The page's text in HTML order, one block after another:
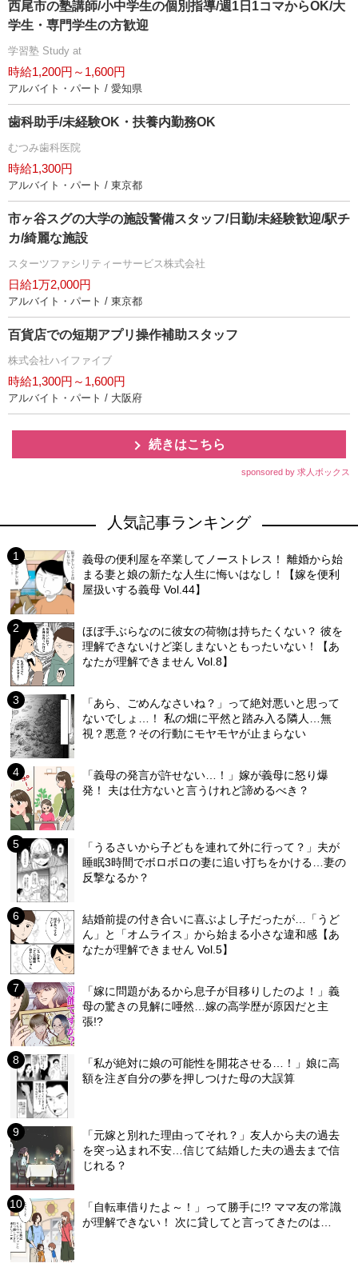
西尾市の塾講師/小中学生の個別指導/週1日1コマからOK/大
学生・専門学生の方歓迎
学習塾 Study at
時給1,200円～1,600円
アルバイト・パート / 愛知県
歯科助手/未経験OK・扶養内勤務OK
むつみ歯科医院
時給1,300円
アルバイト・パート / 東京都
市ヶ谷スグの大学の施設警備スタッフ/日勤/未経験歓迎/駅チ
カ/綺麗な施設
スターツファシリティーサービス株式会社
日給1万2,000円
アルバイト・パート / 東京都
百貨店での短期アプリ操作補助スタッフ
株式会社ハイファイブ
時給1,300円～1,600円
アルバイト・パート / 大阪府
続きはこちら
sponsored by 求人ボックス
人気記事ランキング
義母の便利屋を卒業してノーストレス！ 離婚から始
まる妻と娘の新たな人生に悔いはなし！【嫁を便利
屋扱いする義母 Vol.44】
ほぼ手ぶらなのに彼女の荷物は持ちたくない？ 彼を
理解できないけど楽しまないともったいない！【あ
なたが理解できません Vol.8】
「あら、ごめんなさいね？」って絶対悪いと思って
ないでしょ…！ 私の畑に平然と踏み入る隣人…無
視？悪意？その行動にモヤモヤが止まらない
「義母の発言が許せない…！」嫁が義母に怒り爆
発！ 夫は仕方ないと言うけれど諦めるべき？
「うるさいから子どもを連れて外に行って？」夫が
睡眠3時間でボロボロの妻に追い打ちをかける…妻の
反撃なるか？
結婚前提の付き合いに喜ぶよし子だったが…「うど
ん」と「オムライス」から始まる小さな違和感【あ
なたが理解できません Vol.5】
「嫁に問題があるから息子が目移りしたのよ！」義
母の驚きの見解に唖然…嫁の高学歴が原因だと主
張!?
「私が絶対に娘の可能性を開花させる…！」娘に高
額を注ぎ自分の夢を押しつけた母の大誤算
「元嫁と別れた理由ってそれ？」友人から夫の過去
を突っ込まれ不安…信じて結婚した夫の過去まで信
じれる？
「自転車借りたよ～！」って勝手に!? ママ友の常識
が理解できない！ 次に貸してと言ってきたのは…